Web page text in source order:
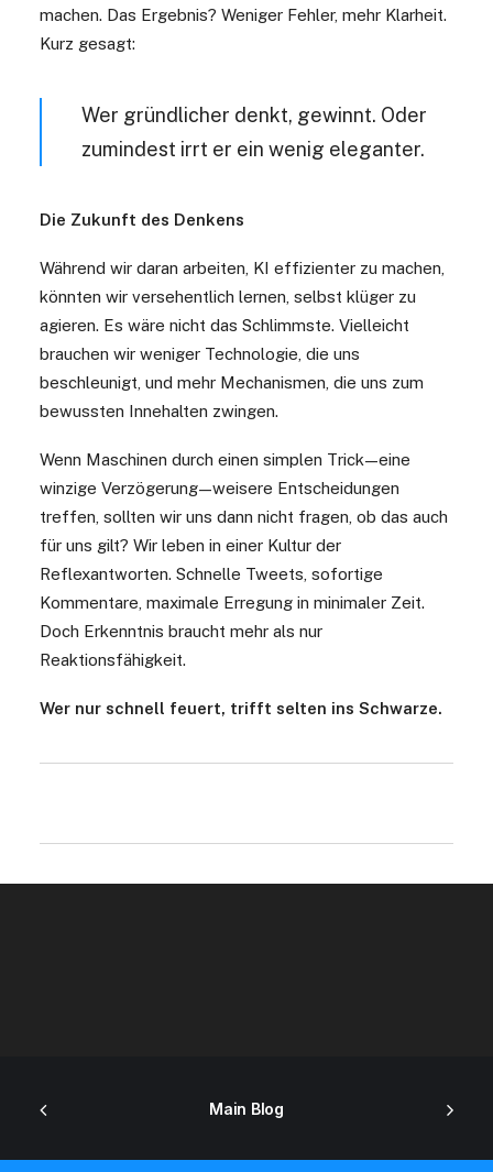
machen. Das Ergebnis? Weniger Fehler, mehr Klarheit.
Kurz gesagt:
Wer gründlicher denkt, gewinnt. Oder
zumindest irrt er ein wenig eleganter.
Die Zukunft des Denkens
Während wir daran arbeiten, KI effizienter zu machen,
könnten wir versehentlich lernen, selbst klüger zu
agieren. Es wäre nicht das Schlimmste. Vielleicht
brauchen wir weniger Technologie, die uns
beschleunigt, und mehr Mechanismen, die uns zum
bewussten Innehalten zwingen.
Wenn Maschinen durch einen simplen Trick—eine
winzige Verzögerung—weisere Entscheidungen
treffen, sollten wir uns dann nicht fragen, ob das auch
für uns gilt? Wir leben in einer Kultur der
Reflexantworten. Schnelle Tweets, sofortige
Kommentare, maximale Erregung in minimaler Zeit.
Doch Erkenntnis braucht mehr als nur
Reaktionsfähigkeit.
Wer nur schnell feuert, trifft selten ins Schwarze.
Main Blog